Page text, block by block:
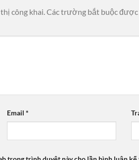
công khai. Các trường bắt buộc được
Email *